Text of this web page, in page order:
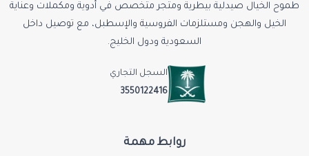
روابط مهمة
طموح الخيال صيدلية بيطرية ومتجر متخصص في أدوية ومكملات وعناية
الخيل والهجن ومستلزمات الفروسية والإسطبل، مع توصيل داخل
السعودية ودول الخليج.
السجل التجاري
3550122416